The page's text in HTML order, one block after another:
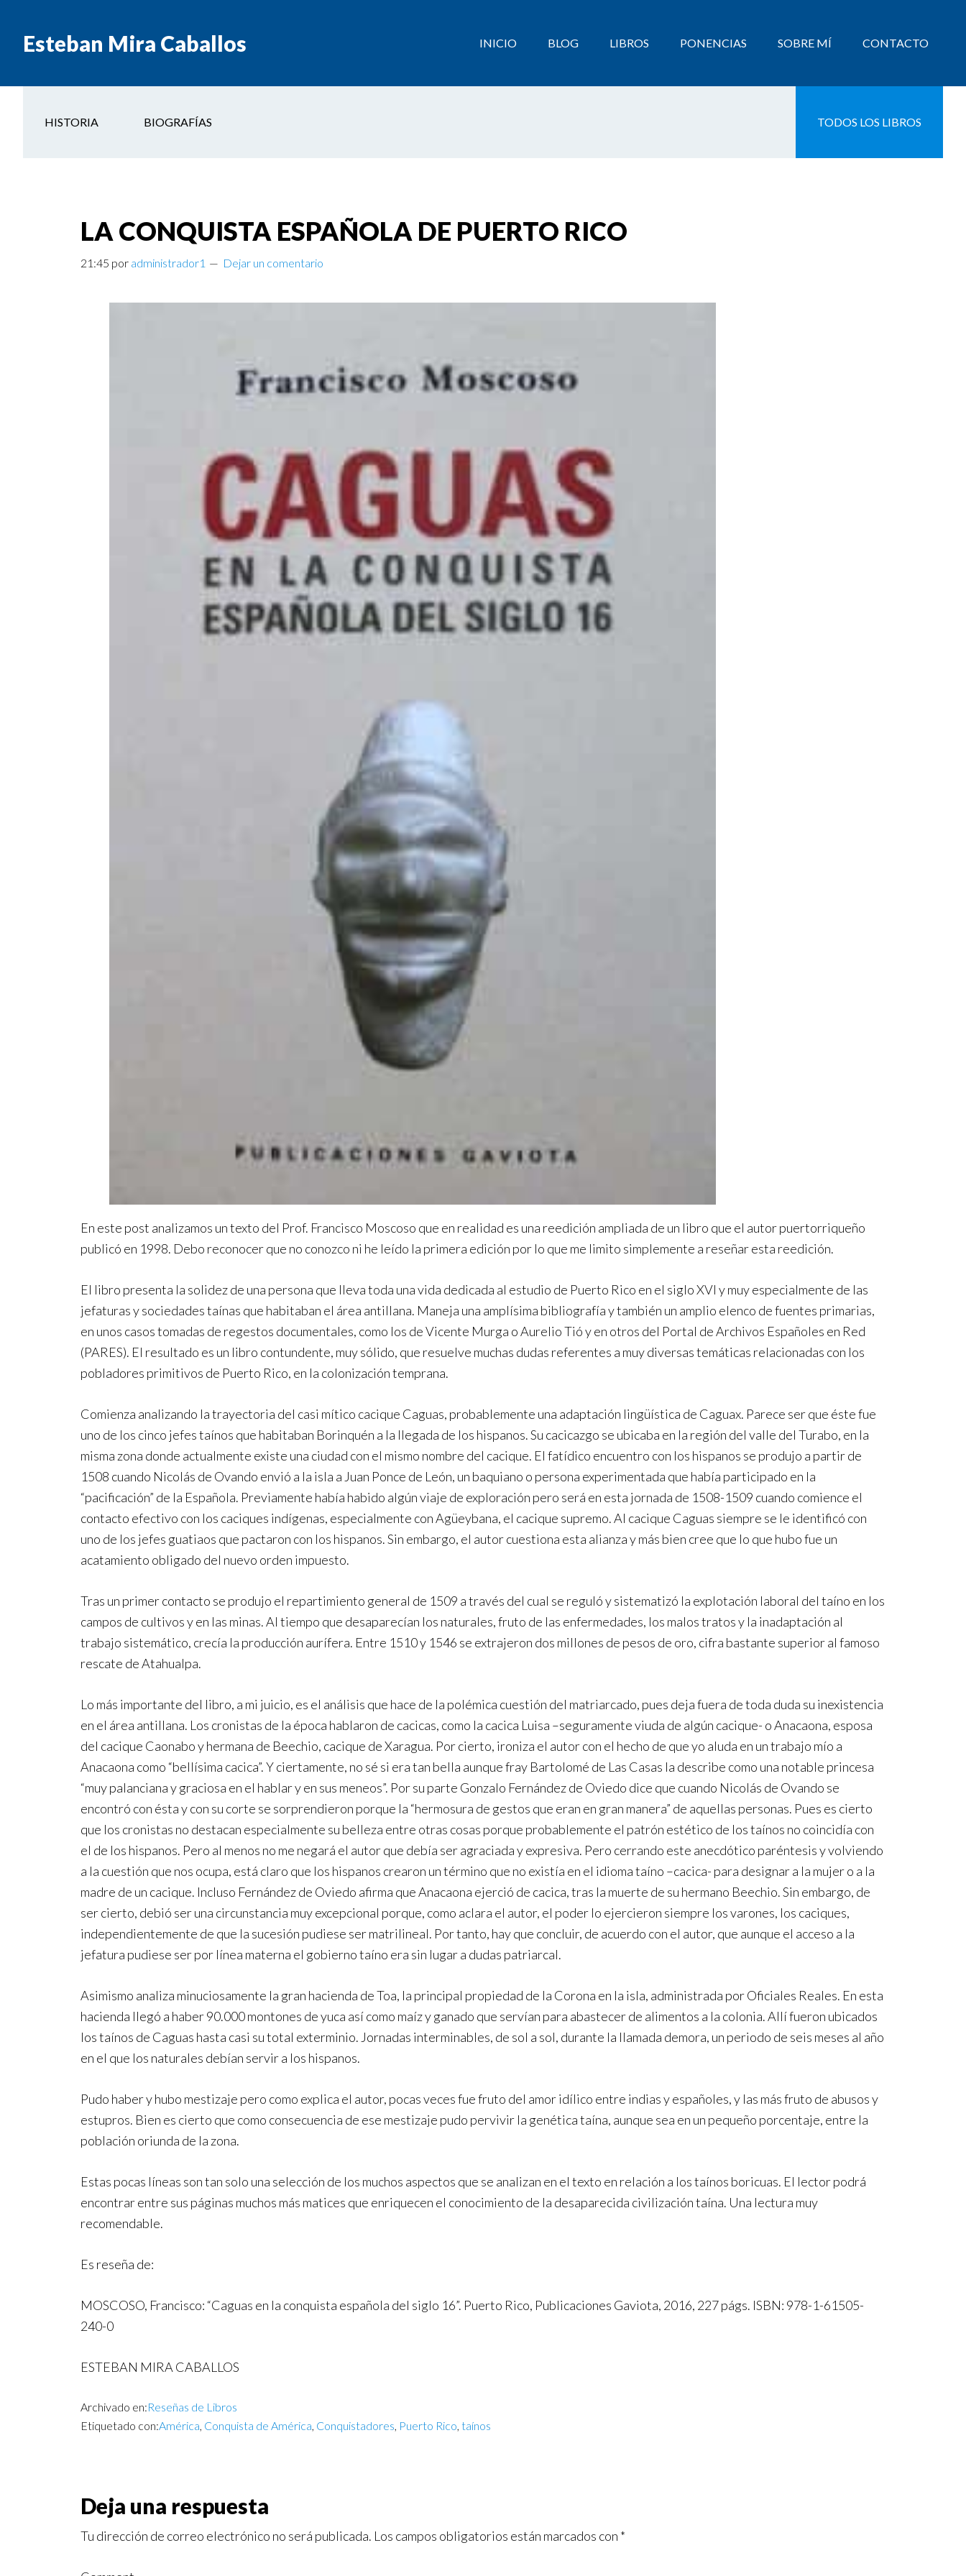
Esteban Mira Caballos INICIO BLOG LIBROS PONENCIAS SOBRE MÍ CONTACTO
HISTORIA BIOGRAFÍAS TODOS LOS LIBROS
LA CONQUISTA ESPAÑOLA DE PUERTO RICO
21:45 por administrador1 Dejar un comentario
En este post analizamos un texto del Prof. Francisco Moscoso que en realidad es una reedición ampliada de un libro que el autor puertorriqueño
publicó en 1998. Debo reconocer que no conozco ni he leído la primera edición por lo que me limito simplemente a reseñar esta reedición.
El libro presenta la solidez de una persona que lleva toda una vida dedicada al estudio de Puerto Rico en el siglo XVI y muy especialmente de las
jefaturas y sociedades taínas que habitaban el área antillana. Maneja una amplísima bibliografía y también un amplio elenco de fuentes primarias,
en unos casos tomadas de regestos documentales, como los de Vicente Murga o Aurelio Tió y en otros del Portal de Archivos Españoles en Red
(PARES). El resultado es un libro contundente, muy sólido, que resuelve muchas dudas referentes a muy diversas temáticas relacionadas con los
pobladores primitivos de Puerto Rico, en la colonización temprana.
Comienza analizando la trayectoria del casi mítico cacique Caguas, probablemente una adaptación lingüística de Caguax. Parece ser que éste fue
uno de los cinco jefes taínos que habitaban Borinquén a la llegada de los hispanos. Su cacicazgo se ubicaba en la región del valle del Turabo, en la
misma zona donde actualmente existe una ciudad con el mismo nombre del cacique. El fatídico encuentro con los hispanos se produjo a partir de
1508 cuando Nicolás de Ovando envió a la isla a Juan Ponce de León, un baquiano o persona experimentada que había participado en la
“pacificación” de la Española. Previamente había habido algún viaje de exploración pero será en esta jornada de 1508-1509 cuando comience el
contacto efectivo con los caciques indígenas, especialmente con Agüeybana, el cacique supremo. Al cacique Caguas siempre se le identificó con
uno de los jefes guatiaos que pactaron con los hispanos. Sin embargo, el autor cuestiona esta alianza y más bien cree que lo que hubo fue un
acatamiento obligado del nuevo orden impuesto.
Tras un primer contacto se produjo el repartimiento general de 1509 a través del cual se reguló y sistematizó la explotación laboral del taíno en los
campos de cultivos y en las minas. Al tiempo que desaparecían los naturales, fruto de las enfermedades, los malos tratos y la inadaptación al
trabajo sistemático, crecía la producción aurífera. Entre 1510 y 1546 se extrajeron dos millones de pesos de oro, cifra bastante superior al famoso
rescate de Atahualpa.
Lo más importante del libro, a mi juicio, es el análisis que hace de la polémica cuestión del matriarcado, pues deja fuera de toda duda su inexistencia
en el área antillana. Los cronistas de la época hablaron de cacicas, como la cacica Luisa –seguramente viuda de algún cacique- o Anacaona, esposa
del cacique Caonabo y hermana de Beechio, cacique de Xaragua. Por cierto, ironiza el autor con el hecho de que yo aluda en un trabajo mío a
Anacaona como “bellísima cacica”. Y ciertamente, no sé si era tan bella aunque fray Bartolomé de Las Casas la describe como una notable princesa
“muy palanciana y graciosa en el hablar y en sus meneos”. Por su parte Gonzalo Fernández de Oviedo dice que cuando Nicolás de Ovando se
encontró con ésta y con su corte se sorprendieron porque la “hermosura de gestos que eran en gran manera” de aquellas personas. Pues es cierto
que los cronistas no destacan especialmente su belleza entre otras cosas porque probablemente el patrón estético de los taínos no coincidía con
el de los hispanos. Pero al menos no me negará el autor que debía ser agraciada y expresiva. Pero cerrando este anecdótico paréntesis y volviendo
a la cuestión que nos ocupa, está claro que los hispanos crearon un término que no existía en el idioma taíno –cacica- para designar a la mujer o a la
madre de un cacique. Incluso Fernández de Oviedo afirma que Anacaona ejerció de cacica, tras la muerte de su hermano Beechio. Sin embargo, de
ser cierto, debió ser una circunstancia muy excepcional porque, como aclara el autor, el poder lo ejercieron siempre los varones, los caciques,
independientemente de que la sucesión pudiese ser matrilineal. Por tanto, hay que concluir, de acuerdo con el autor, que aunque el acceso a la
jefatura pudiese ser por línea materna el gobierno taíno era sin lugar a dudas patriarcal.
Asimismo analiza minuciosamente la gran hacienda de Toa, la principal propiedad de la Corona en la isla, administrada por Oficiales Reales. En esta
hacienda llegó a haber 90.000 montones de yuca así como maíz y ganado que servían para abastecer de alimentos a la colonia. Allí fueron ubicados
los taínos de Caguas hasta casi su total exterminio. Jornadas interminables, de sol a sol, durante la llamada demora, un periodo de seis meses al año
en el que los naturales debían servir a los hispanos.
Pudo haber y hubo mestizaje pero como explica el autor, pocas veces fue fruto del amor idílico entre indias y españoles, y las más fruto de abusos y
estupros. Bien es cierto que como consecuencia de ese mestizaje pudo pervivir la genética taína, aunque sea en un pequeño porcentaje, entre la
población oriunda de la zona.
Estas pocas líneas son tan solo una selección de los muchos aspectos que se analizan en el texto en relación a los taínos boricuas. El lector podrá
encontrar entre sus páginas muchos más matices que enriquecen el conocimiento de la desaparecida civilización taína. Una lectura muy
recomendable.
Es reseña de:
MOSCOSO, Francisco: “Caguas en la conquista española del siglo 16”. Puerto Rico, Publicaciones Gaviota, 2016, 227 págs. ISBN: 978-1-61505-
240-0
ESTEBAN MIRA CABALLOS
Archivado en:Reseñas de Libros
Etiquetado con:América, Conquista de América, Conquistadores, Puerto Rico, taínos
Deja una respuesta
Tu dirección de correo electrónico no será publicada. Los campos obligatorios están marcados con *